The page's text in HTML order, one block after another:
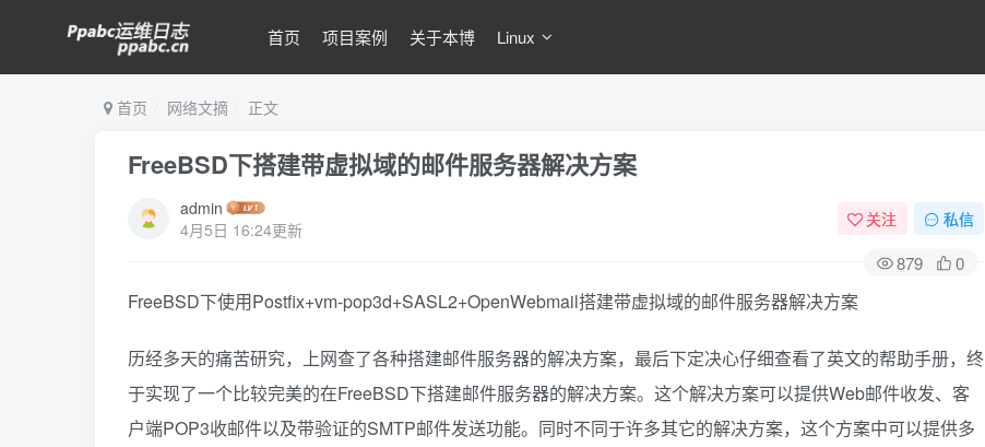
首页 项目案例 关于本博 Linux
首页 网络文摘 正文
FreeBSD下搭建带虚拟域的邮件服务器解决方案
admin
4月5日 16:24更新
关注 私信
879 0
FreeBSD下使用Postfix+vm-pop3d+SASL2+OpenWebmail搭建带虚拟域的邮件服务器解决方案
历经多天的痛苦研究，上网查了各种搭建邮件服务器的解决方案，最后下定决心仔细查看了英文的帮助手册，终
于实现了一个比较完美的在FreeBSD下搭建邮件服务器的解决方案。这个解决方案可以提供Web邮件收发、客
户端POP3收邮件以及带验证的SMTP邮件发送功能。同时不同于许多其它的解决方案，这个方案中可以提供多